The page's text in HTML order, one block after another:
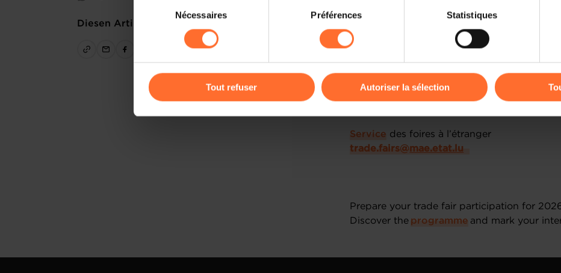
Il est précisé que la navigation sur le site et certaines fonctionnalités (ex : lecture de vidéos,
sociaux, sauvegarde des préférences de lecture vidéo, personnalisation de l’affichage du site)
cas de refus de tous les cookies ou des cookies non nécessaires.
gauche de chaque page.
consentement
Nécessaires Préférences Statistiques
Tout refuser Autoriser la sélection
Diesen Artikel teilen
For more information:
Ministry of Foreign and European Affairs,
Service des foires à l’étranger
trade.fairs@mae.etat.lu
Prepare your trade fair participation for
Discover the programme and mark your